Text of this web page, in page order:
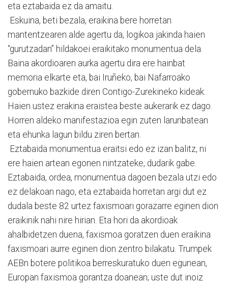
eta eztabaida ez da amaitu.
Eskuina, beti bezala, eraikina bere horretan
mantentzearen alde agertu da, logikoa jakinda haien
“gurutzadan” hildakoei eraikitako monumentua dela.
Baina akordioaren aurka agertu dira ere hainbat
memoria elkarte eta, bai Iruñeko, bai Nafarroako
gobernuko bazkide diren Contigo-Zurekineko kideak.
Haien ustez erakina eraistea beste aukerarik ez dago.
Horren aldeko manifestazioa egin zuten larunbatean
eta ehunka lagun bildu ziren bertan.
Eztabaida monumentua eraitsi edo ez izan balitz, ni
ere haien artean egonen nintzateke, dudarik gabe.
Eztabaida, ordea, monumentua dagoen bezala utzi edo
ez delakoan nago, eta eztabaida horretan argi dut ez
dudala beste 82 urtez faxismoari gorazarre eginen dion
eraikinik nahi nire hirian. Eta hori da akordioak
ahalbidetzen duena, faxismoa goratzen duen eraikina
faxismoari aurre eginen dion zentro bilakatu. Trumpek
AEBn botere politikoa berreskuratuko duen egunean,
Europan faxismoa gorantza doanean; uste dut inoiz